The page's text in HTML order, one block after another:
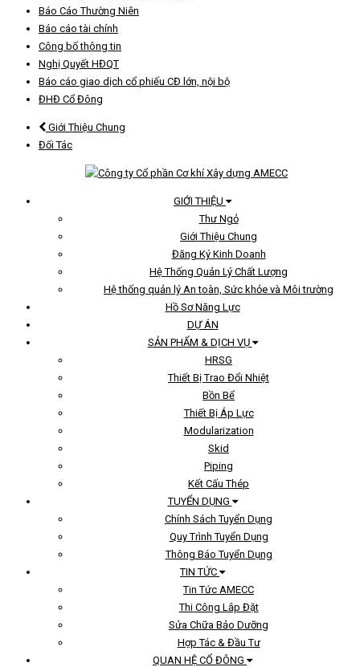
Báo Cáo Thường Niên
Báo cáo tài chính
Công bố thông tin
Nghị Quyết HĐQT
Báo cáo giao dịch cổ phiếu CĐ lớn, nội bộ
ĐHĐ Cổ Đông
Giới Thiệu Chung
Đối Tác
GIỚI THIỆU
Thư Ngỏ
Giới Thiệu Chung
Đăng Ký Kinh Doanh
Hệ Thống Quản Lý Chất Lượng
Hệ thống quản lý An toàn, Sức khỏe và Môi trường
Hồ Sơ Năng Lực
DỰ ÁN
SẢN PHẨM & DỊCH VỤ
HRSG
Thiết Bị Trao Đổi Nhiệt
Bồn Bể
Thiết Bị Áp Lực
Modularization
Skid
Piping
Kết Cấu Thép
TUYỂN DỤNG
Chính Sách Tuyển Dụng
Quy Trình Tuyển Dụng
Thông Báo Tuyển Dụng
TIN TỨC
Tin Tức AMECC
Thi Công Lắp Đặt
Sửa Chữa Bảo Dưỡng
Hợp Tác & Đầu Tư
QUAN HỆ CỔ ĐÔNG